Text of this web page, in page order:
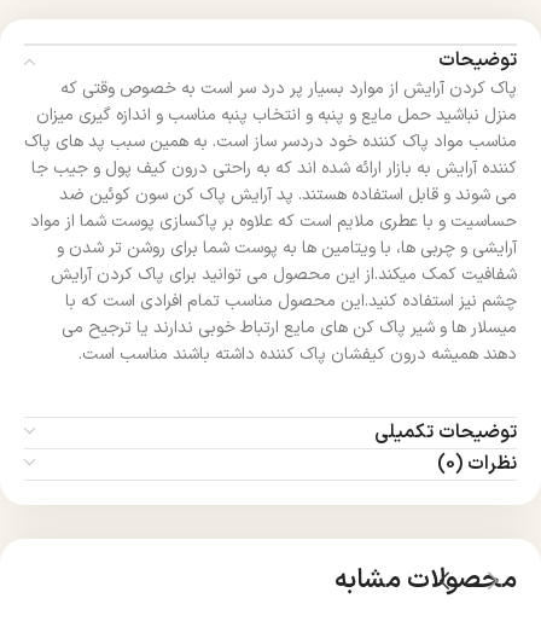
توضیحات
پاک کردن آرایش از موارد بسیار پر درد سر است به خصوص وقتی که
منزل نباشید حمل مایع و پنبه و انتخاب پنبه مناسب و اندازه گیری میزان
مناسب مواد پاک کننده خود دردسر ساز است. به همین سبب پد های پاک
کننده آرایش به بازار ارائه شده اند که به راحتی درون کیف پول و جیب جا
می شوند و قابل استفاده هستند. پد آرایش پاک کن سون کوئین ضد
حساسیت و با عطری ملایم است که علاوه بر پاکسازی پوست شما از مواد
آرایشی و چربی ها، با ویتامین ها به پوست شما برای روشن تر شدن و
شفافیت کمک میکند.از این محصول می توانید برای پاک کردن آرایش
چشم نیز استفاده کنید.این محصول مناسب تمام افرادی است که با
میسلار ها و شیر پاک کن های مایع ارتباط خوبی ندارند یا ترجیح می
دهند همیشه درون کیفشان پاک کننده داشته باشند مناسب است.
توضیحات تکمیلی
نظرات (0)
محصولات مشابه